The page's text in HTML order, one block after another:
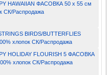
HAWAIIAN ФАСОВКА 50 x 55 см
СК/Распродажа
BIRDS/BUTTERFLIES
хлопок СК/Распродажа
HOLIDAY FLOURISH 5 ФАСОВКА
хлопок СК/Распродажа